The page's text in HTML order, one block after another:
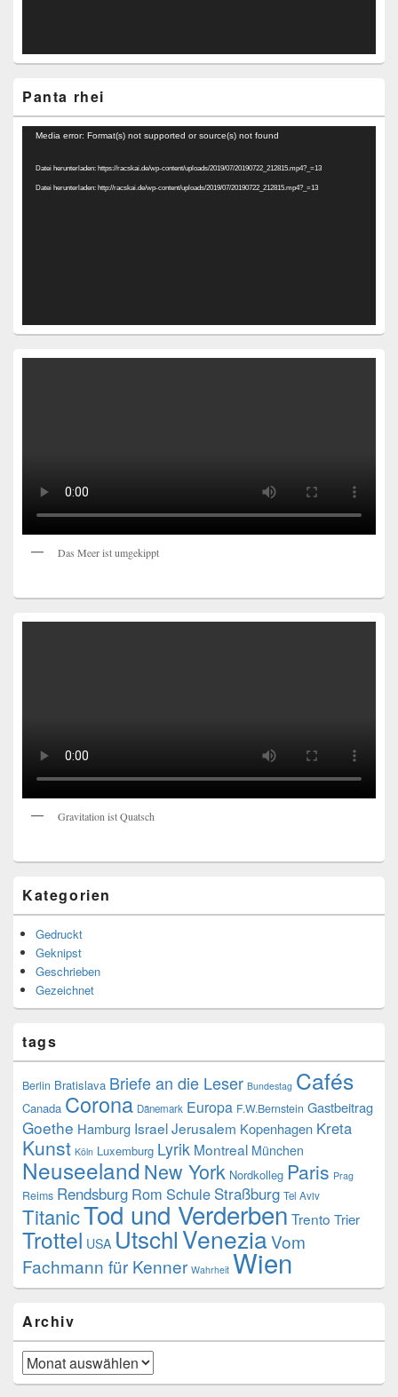
Panta rhei
Video-
Media error: Format(s) not supported or source(s) not found
Datei herunterladen: https://racskai.de/wp-content/uploads/2019/07/20190722_212815.mp4?_=13
Datei herunterladen: http://racskai.de/wp-content/uploads/2019/07/20190722_212815.mp4?_=13
Das Meer ist umgekippt
Gravitation ist Quatsch
Kategorien
Gedruckt
Geknipst
Geschrieben
Gezeichnet
tags
Berlin Bratislava Briefe an die Leser Bundestag Cafés
Canada Corona Dänemark Europa F.W.Bernstein Gastbeitrag
Goethe Hamburg IsraelJerusalem Kopenhagen Kreta
Kunst Köln Luxemburg Lyrik Montreal München
Neuseeland New York Nordkolleg Paris Prag
Reims Rendsburg Rom Schule Straßburg Tel Aviv
TitanicTod und Verderben Trento Trier
Trottel USA UtschlVeneziaVom
Fachmann für Kenner Wahrheit Wien
Archiv
Archiv